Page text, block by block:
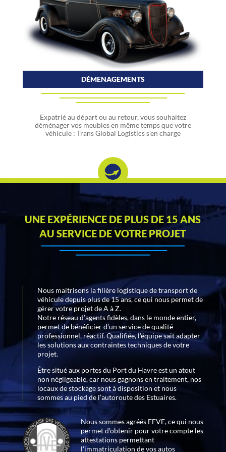
DÉMENAGEMENTS
Expatrié au départ ou au retour, vous souhaitez
déménager vos meubles en même temps que votre
véhicule : Trans Global Logistics s’en charge
UNE EXPÉRIENCE DE PLUS DE 15 ANS
AU SERVICE DE VOTRE PROJET
Nous maitrisons la filière logistique de transport de
véhicule depuis plus de 15 ans, ce qui nous permet de
gérer votre projet de A à Z.
Notre réseau d’agents fidèles, dans le monde entier,
permet de bénéficier d’un service de qualité
professionnel, réactif. Qualifiée, l’équipe sait adapter
les solutions aux contraintes techniques de votre
projet.
Être situé aux portes du Port du Havre est un atout
non négligeable, car nous gagnons en traitement, nos
locaux de stockage sont à disposition et nous
sommes au pied de l’autoroute des Estuaires.
Nous sommes agréés FFVE, ce qui nous
permet d'obtenir pour votre compte les
attestations permettant
l'immatriculation de vos autos